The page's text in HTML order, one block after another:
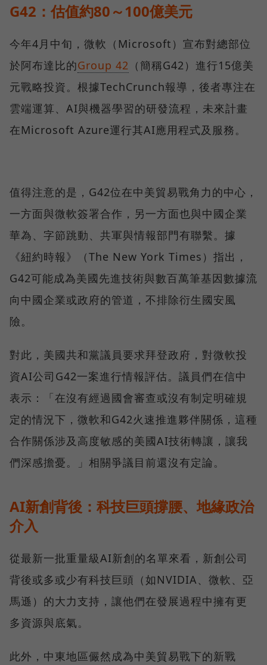
G42：估值約80～100億美元
今年4月中旬，微軟（Microsoft）宣布對總部位
於阿布達比的Group 42 （簡稱G42）進行15億美
元戰略投資。根據TechCrunch報導，後者專注在
雲端運算、AI與機器學習的研發流程，未來計畫
在Microsoft Azure運行其AI應用程式及服務。
值得注意的是，G42位在中美貿易戰角力的中心，
一方面與微軟簽署合作，另一方面也與中國企業
華為、字節跳動、共軍與情報部門有聯繫。據
《紐約時報》（The New York Times）指出，
G42可能成為美國先進技術與數百萬筆基因數據流
向中國企業或政府的管道，不排除衍生國安風
險。
對此，美國共和黨議員要求拜登政府，對微軟投
資AI公司G42一案進行情報評估。議員們在信中
表示：「在沒有經過國會審查或沒有制定明確規
定的情況下，微軟和G42火速推進夥伴關係，這種
合作關係涉及高度敏感的美國AI技術轉讓，讓我
們深感擔憂。」相關爭議目前還沒有定論。
AI新創背後：科技巨頭撐腰、地緣政治
介入
從最新一批重量級AI新創的名單來看，新創公司
背後或多或少有科技巨頭（如NVIDIA、微軟、亞
馬遜）的大力支持，讓他們在發展過程中擁有更
多資源與底氣。
此外，中東地區儼然成為中美貿易戰下的新戰